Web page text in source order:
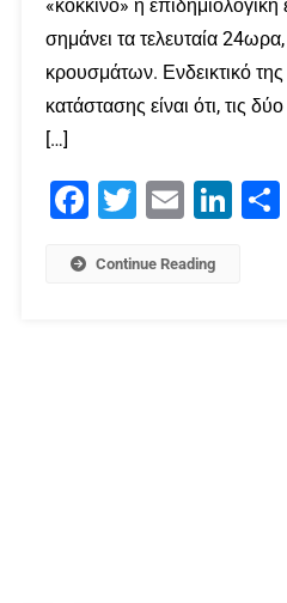
«κόκκινο» η
σημάνει τα τελευταία
κρουσμάτων. Ενδεικτικό της
κατάστασης είναι ότι, τις
[…]
Facebook
Twitter Email
Continue Reading